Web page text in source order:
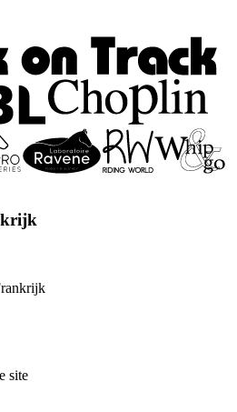
site